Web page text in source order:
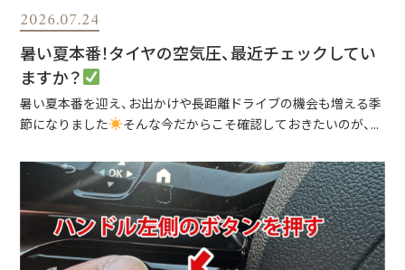
2026.07.24
暑い夏本番！タイヤの空気圧、最近チェックしてい
ますか？
暑い夏本番を迎え、お出かけや長距離ドライブの機会も増える季
節になりました
そんな今だからこそ確認しておきたいのが、...